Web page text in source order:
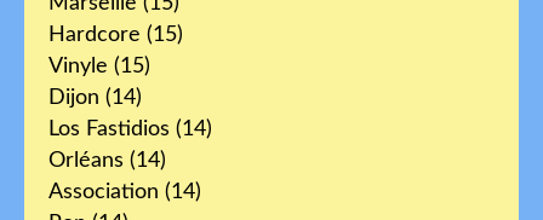
Hardcore (15)
Vinyle (15)
Dijon (14)
Los Fastidios (14)
Orléans (14)
Association (14)